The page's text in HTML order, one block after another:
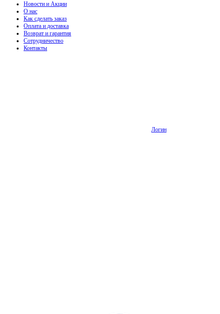
Новости и Акции
О нас
Как сделать заказ
Оплата и доставка
Возврат и гарантия
Сотрудничество
Контакты
Логин